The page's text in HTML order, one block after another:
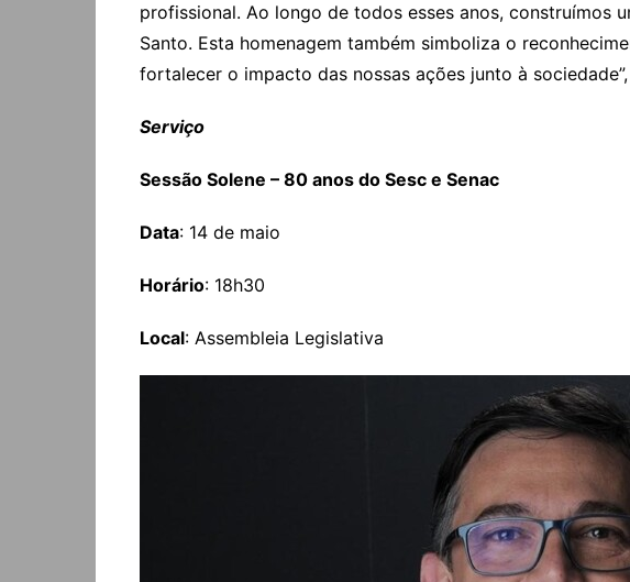
profissional. Ao longo de todos esses anos, construímos
Santo. Esta homenagem também simboliza o
fortalecer o impacto das nossas ações junto à
Serviço
Sessão Solene – 80 anos do Sesc e Senac
Data: 14 de maio
Horário: 18h30
Local: Assembleia Legislativa